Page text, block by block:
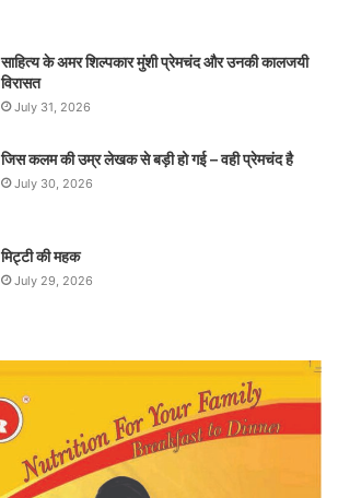
साहित्य के अमर शिल्पकार मुंशी प्रेमचंद और उनकी कालजयी
विरासत
July 31, 2026
जिस कलम की उम्र लेखक से बड़ी हो गई – वही प्रेमचंद है
July 30, 2026
मिट्टी की महक
July 29, 2026